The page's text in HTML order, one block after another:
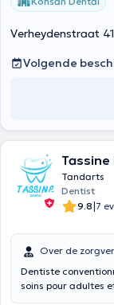
Verheydenstraat
Volgende
Tassine
Tandarts
Dentist
9.8|7
Over de
Dentiste
soins pour adultes